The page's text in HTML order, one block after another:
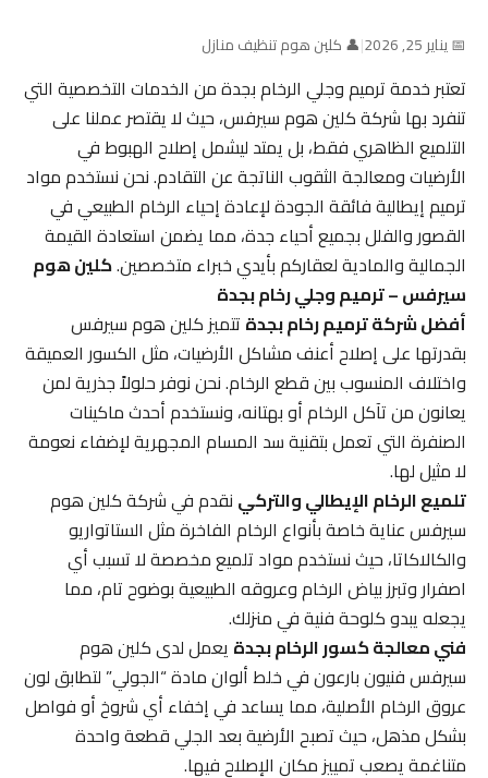
📅 يناير 25, 2026 |👤 كلين هوم تنظيف منازل
تعتبر خدمة ترميم وجلي الرخام بجدة من الخدمات التخصصية التي
تنفرد بها شركة كلين هوم سيرفس، حيث لا يقتصر عملنا على
التلميع الظاهري فقط، بل يمتد ليشمل إصلاح الهبوط في
الأرضيات ومعالجة الثقوب الناتجة عن التقادم. نحن نستخدم مواد
ترميم إيطالية فائقة الجودة لإعادة إحياء الرخام الطبيعي في
القصور والفلل بجميع أحياء جدة، مما يضمن استعادة القيمة
الجمالية والمادية لعقاركم بأيدي خبراء متخصصين.كلين هوم
سيرفس – ترميم وجلي رخام بجدة
أفضل شركة ترميم رخام بجدةتتميز كلين هوم سيرفس
بقدرتها على إصلاح أعنف مشاكل الأرضيات، مثل الكسور العميقة
واختلاف المنسوب بين قطع الرخام. نحن نوفر حلولاً جذرية لمن
يعانون من تآكل الرخام أو بهتانه، ونستخدم أحدث ماكينات
الصنفرة التي تعمل بتقنية سد المسام المجهرية لإضفاء نعومة
لا مثيل لها.
تلميع الرخام الإيطالي والتركينقدم في شركة كلين هوم
سيرفس عناية خاصة بأنواع الرخام الفاخرة مثل الستاتواريو
والكالاكاتا، حيث نستخدم مواد تلميع مخصصة لا تسبب أي
اصفرار وتبرز بياض الرخام وعروقه الطبيعية بوضوح تام، مما
يجعله يبدو كلوحة فنية في منزلك.
فني معالجة كسور الرخام بجدةيعمل لدى كلين هوم
سيرفس فنيون بارعون في خلط ألوان مادة “الجولي” لتطابق لون
عروق الرخام الأصلية، مما يساعد في إخفاء أي شروخ أو فواصل
بشكل مذهل، حيث تصبح الأرضية بعد الجلي قطعة واحدة
متناغمة يصعب تمييز مكان الإصلاح فيها.